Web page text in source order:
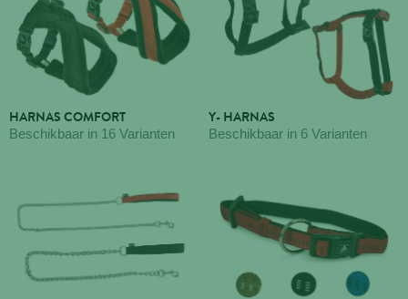
HARNAS COMFORT
Beschikbaar in 16 Varianten
Y- HARNAS
Beschikbaar in 6 Varianten